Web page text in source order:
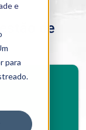
e
para
de
BENEFÍCIOS
pós-graduação